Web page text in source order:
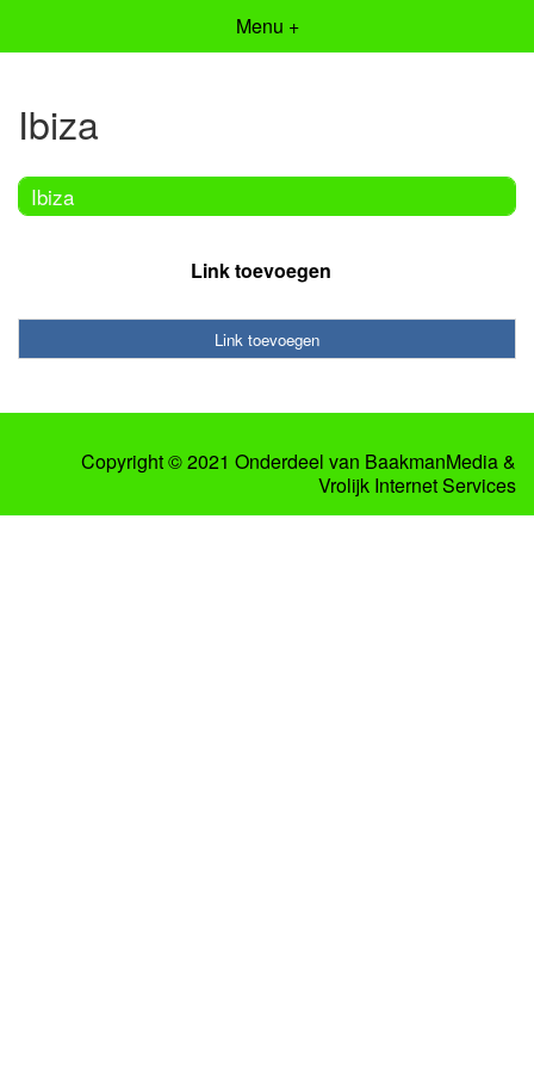
Menu +
Ibiza
Ibiza
Link toevoegen
Link toevoegen
Copyright © 2021 Onderdeel van BaakmanMedia&
Vrolijk Internet Services